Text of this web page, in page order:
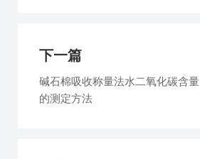
下一篇
碱石棉吸收称量法水二氧化碳含量
的测定方法